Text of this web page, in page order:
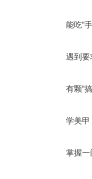
能吃“
遇到要
有颗“
学美甲
掌握一